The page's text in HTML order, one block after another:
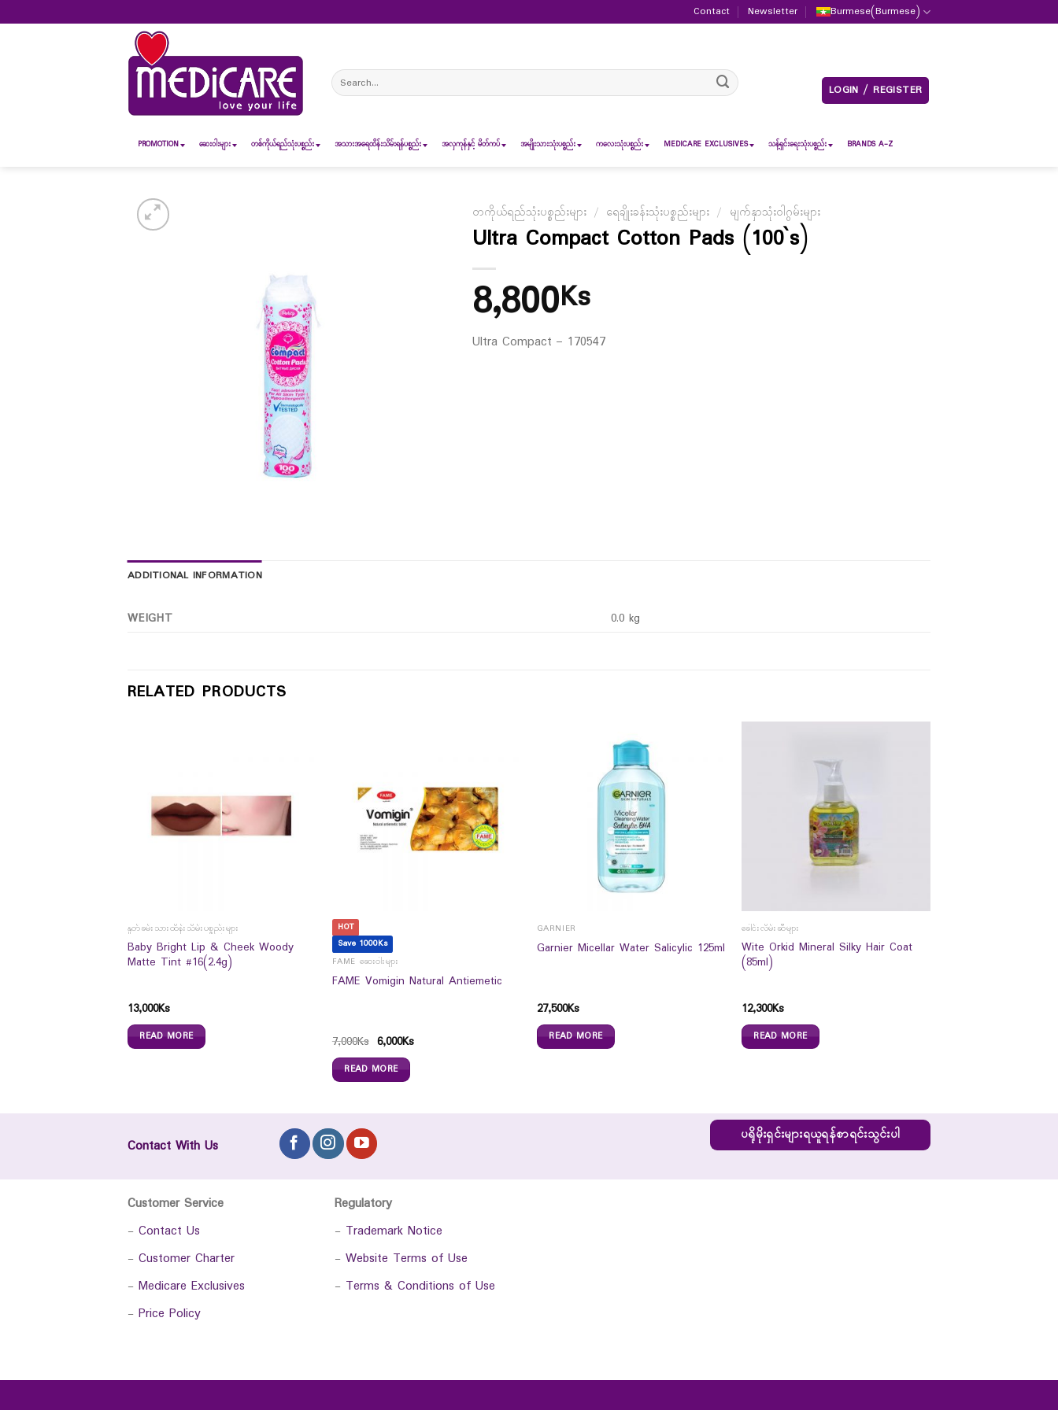
to
Contact Newsletter Burmese(Burmese)
Search
for:
LOGIN / REGISTER
PROMOTION ဆေး၀ါးများ တစ်ကိုယ်ရည်သုံးပစ္စည်း အသားအရေထိန်းသိမ်းရန်ပစ္စည်း အလှကုန်နှင့် မိတ်ကပ် အမျိုးသားသုံးပစ္စည်း ကလေးသုံးပစ္စည်း MEDICARE EXCLUSIVES သန့်ရှင်းရေးသုံးပစ္စည်း BRANDS A-Z
တကိုယ်ရည်သုံးပစ္စည်းများ / ရေချိုးခန်းသုံးပစ္စည်းများ / မျက်နှာသုံးဝါဂွမ်းများ
Ultra Compact Cotton Pads (100`s)
8,800Ks
Ultra Compact – 170547
ADDITIONAL INFORMATION
WEIGHT 0.0 kg
RELATED PRODUCTS
နှုတ်ခမ်းသားထိန်းသိမ်းပစ္စည်းများ
Baby Bright Lip & Cheek Woody
Matte Tint #16(2.4g)
13,000Ks
READ MORE
HOT
Save 1000Ks
FAME ဆေးဝါးများ
FAME Vomigin Natural Antiemetic
7,000Ks 6,000Ks
READ MORE
GARNIER
Garnier Micellar Water Salicylic 125ml
27,500Ks
READ MORE
ခေါင်းလိမ်းဆီများ
Wite Orkid Mineral Silky Hair Coat
(85ml)
12,300Ks
READ MORE
Contact With Us
ပရိုမိုးရှင်းများရယူရန်စာရင်းသွင်းပါ
Customer Service
- Contact Us
- Customer Charter
- Medicare Exclusives
- Price Policy
Regulatory
- Trademark Notice
- Website Terms of Use
- Terms & Conditions of Use